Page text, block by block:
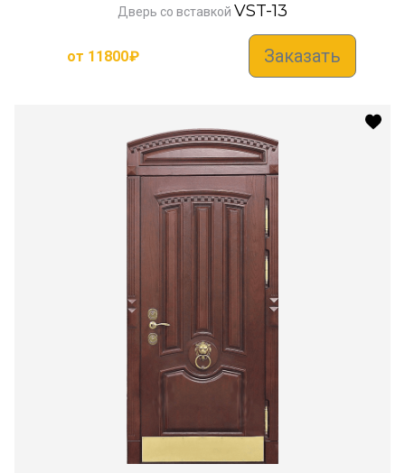
Дверь со вставкой VST-13
от 11800₽ Заказать